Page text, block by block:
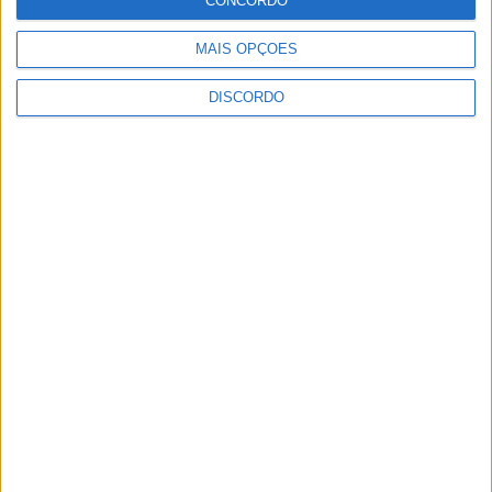
MAIS OPÇÕES
DISCORDO
fecho do...